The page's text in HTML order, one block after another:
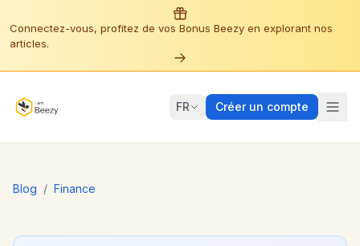
Connectez-vous, profitez de vos Bonus Beezy en explorant nos
articles.
FR Créer un compte
Blog / Finance